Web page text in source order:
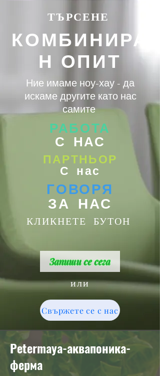
ТЪРСЕНЕ
КОМБИНИРА
Н ОПИТ
Ние имаме ноу-хау - да
искаме другите като нас
самите
РАБОТА
С НАС
ПАРТНЬОР
С нас
ГОВОРЯ
ЗА НАС
КЛИКНЕТЕ БУТОН
Запиши се сега
или
Свържете се с нас
Petermaya-аквапоника-
ферма